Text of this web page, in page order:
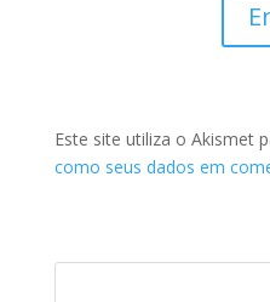
Este site utiliza o Akismet
como seus dados em